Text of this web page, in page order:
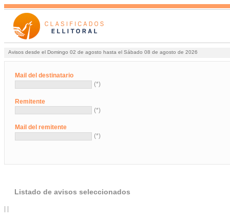
Avisos desde el Domingo 02 de agosto hasta el Sábado 08 de agosto de 2026
Mail del destinatario
(*)
Remitente
(*)
Mail del remitente
(*)
Listado de avisos seleccionados